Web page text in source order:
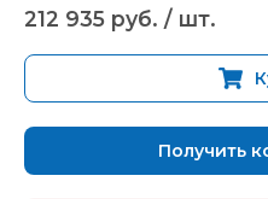
212 935 руб. / шт.
Получить